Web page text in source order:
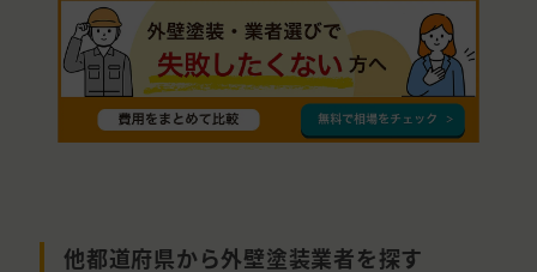
他都道府県から外壁塗装業者を探す